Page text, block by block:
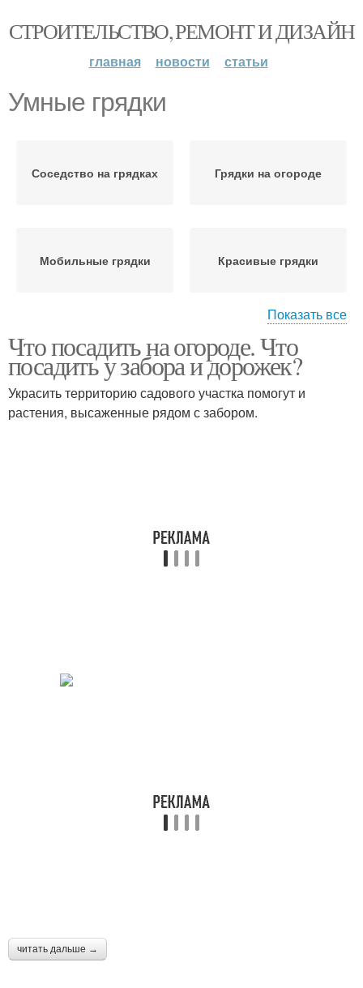
СТРОИТЕЛЬСТВО, РЕМОНТ И ДИЗАЙН
главная новости статьи
Умные грядки
Соседство на грядках Грядки на огороде
Мобильные грядки Красивые грядки
Грядки на даче
Показать все
Что посадить на огороде. Что
посадить у забора и дорожек?
Украсить территорию садового участка помогут и
растения, высаженные рядом с забором.
читать дальше →